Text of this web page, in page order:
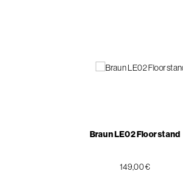
Braun LE02 Floor stand
149,00 €